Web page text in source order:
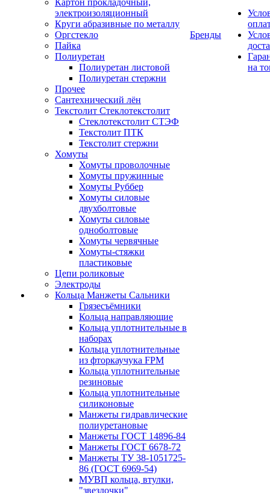
Картон прокладочный,
электроизоляционный
Круги абразивные по металлу
Оргстекло
Пайка
Полиуретан
Полиуретан листовой
Полиуретан стержни
Прочее
Сантехнический лён
Текстолит Стеклотекстолит
Стеклотекстолит СТЭФ
Текстолит ПТК
Текстолит стержни
Хомуты
Хомуты проволочные
Хомуты пружинные
Хомуты Руббер
Хомуты силовые
двухболтовые
Хомуты силовые
одноболтовые
Хомуты червячные
Хомуты-стяжки
пластиковые
Цепи роликовые
Электроды
Кольца Манжеты Сальники
Грязесъёмники
Кольца направляющие
Кольца уплотнительные в
наборах
Кольца уплотнительные
из фторкаучука FPM
Кольца уплотнительные
резиновые
Кольца уплотнительные
силиконовые
Манжеты гидравлические
полиуретановые
Манжеты ГОСТ 14896-84
Манжеты ГОСТ 6678-72
Манжеты ТУ 38-1051725-
86 (ГОСТ 6969-54)
МУВП кольца, втулки,
"звездочки"
Бренды
на